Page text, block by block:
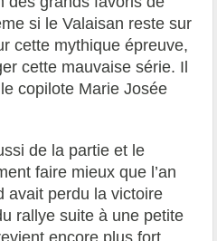
si le Valaisan reste sur
cette mythique épreuve,
cette mauvaise série. Il
copilote Marie Josée
de la partie et le
faire mieux que l’an
avait perdu la victoire
rallye suite à une petite
encore plus fort,